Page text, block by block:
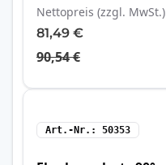
Nettopreis (zzgl. MwSt.)
81,49 €
90,54 €
Art.-Nr. 50353